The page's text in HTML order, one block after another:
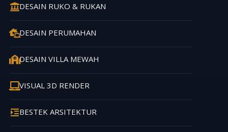
DESAIN RUKO & RUKAN
DESAIN PERUMAHAN
DESAIN VILLA MEWAH
VISUAL 3D RENDER
BESTEK ARSITEKTUR